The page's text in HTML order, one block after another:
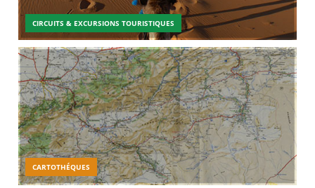
CIRCUITS & EXCURSIONS TOURISTIQUES
CARTOTHÉQUES